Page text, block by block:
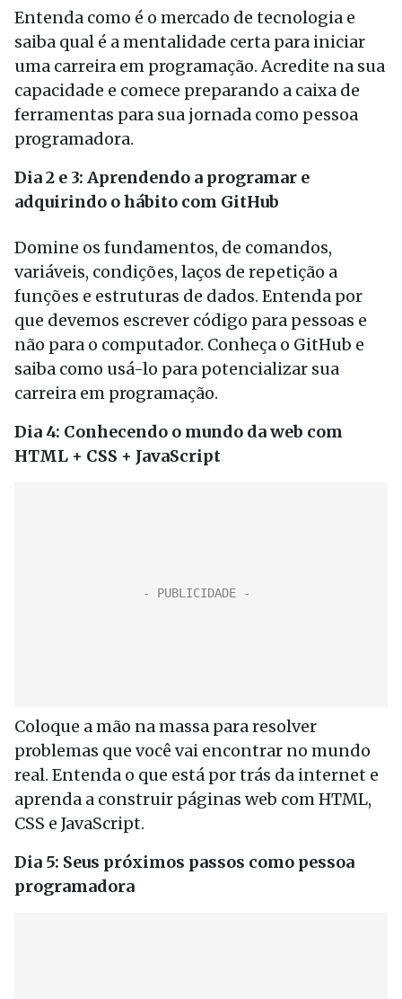
Entenda como é o mercado de tecnologia e
saiba qual é a mentalidade certa para iniciar
uma carreira em programação. Acredite na sua
capacidade e comece preparando a caixa de
ferramentas para sua jornada como pessoa
programadora.
Dia 2 e 3: Aprendendo a programar e
adquirindo o hábito com GitHub
Domine os fundamentos, de comandos,
variáveis, condições, laços de repetição a
funções e estruturas de dados. Entenda por
que devemos escrever código para pessoas e
não para o computador. Conheça o GitHub e
saiba como usá-lo para potencializar sua
carreira em programação.
Dia 4: Conhecendo o mundo da web com
HTML + CSS + JavaScript
Coloque a mão na massa para resolver
problemas que você vai encontrar no mundo
real. Entenda o que está por trás da internet e
aprenda a construir páginas web com HTML,
CSS e JavaScript.
Dia 5: Seus próximos passos como pessoa
programadora